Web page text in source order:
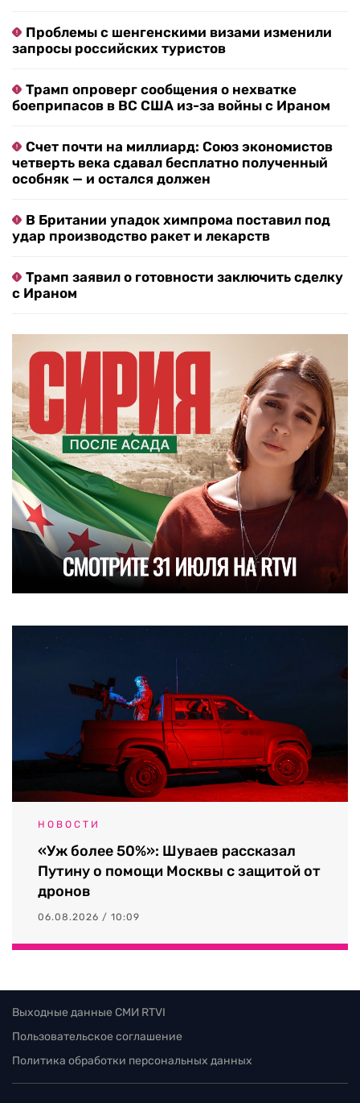
Проблемы с шенгенскими визами изменили
запросы российских туристов
Трамп опроверг сообщения о нехватке
боеприпасов в ВС США из-за войны с Ираном
Счет почти на миллиард: Союз экономистов
четверть века сдавал бесплатно полученный
особняк — и остался должен
В Британии упадок химпрома поставил под
удар производство ракет и лекарств
Трамп заявил о готовности заключить сделку
с Ираном
НОВОСТИ
«Уж более 50%»: Шуваев рассказал
Путину о помощи Москвы с защитой от
дронов
06.08.2026 / 10:09
Выходные данные СМИ RTVI
Пользовательское соглашение
Политика обработки персональных данных